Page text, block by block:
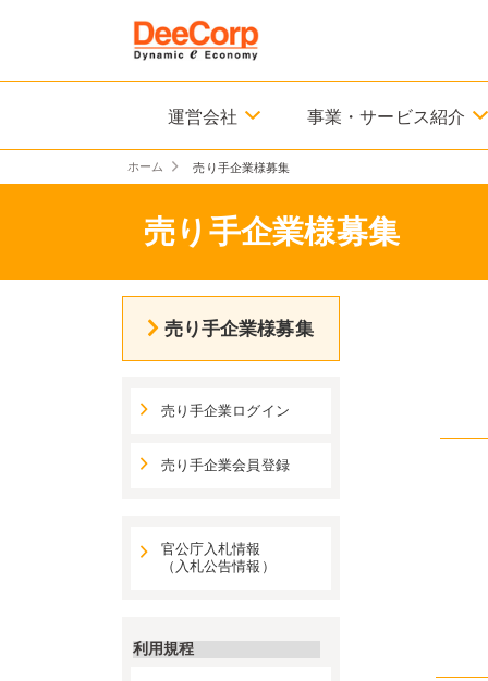
運営会社 事業・サービス紹介
ホーム 売り手企業様募集
売り手企業様募集
売り手企業様募集
売り手企業ログイン
売り手企業会員登録
官公庁入札情報
（入札公告情報）
利用規程